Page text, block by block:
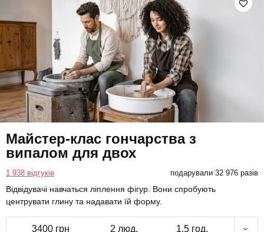
Майстер-клас гончарства з
випалом для двох
1 938 відгуків подарували 32 976 разів
Відвідувачі навчаться ліплення фігур. Вони спробують
центрувати глину та надавати їй форму.
3400 грн 2 люд. 1,5 год.